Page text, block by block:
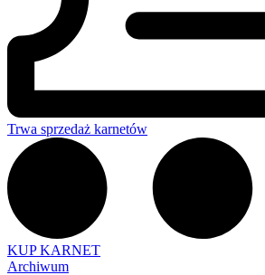
Trwa sprzedaż karnetów
KUP KARNET
Archiwum